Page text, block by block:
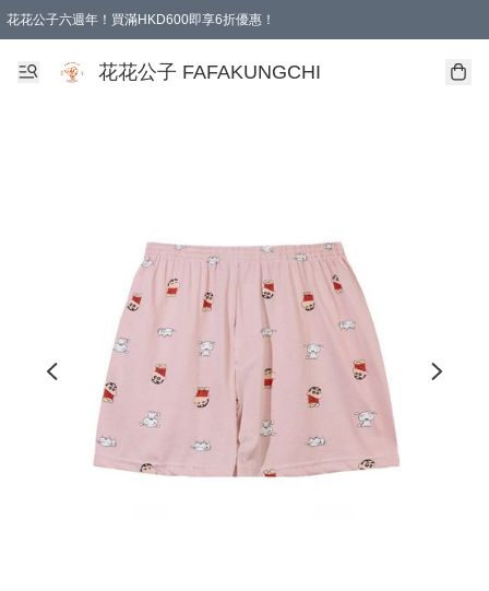
花花公子六週年！買滿HKD600即享6折優惠！
購物滿 HKD 600.00即享免運費優惠！（適用於 本地取貨 )
花花公子 FAFAKUNGCHI